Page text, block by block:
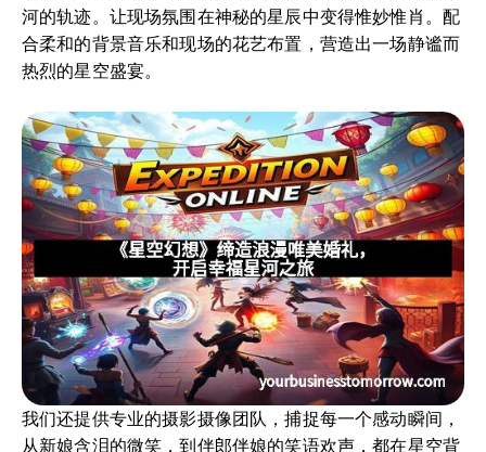
河的轨迹。让现场氛围在神秘的星辰中变得惟妙惟肖。配
合柔和的背景音乐和现场的花艺布置，营造出一场静谧而
热烈的星空盛宴。
我们还提供专业的摄影摄像团队，捕捉每一个感动瞬间，
从新娘含泪的微笑，到伴郎伴娘的笑语欢声，都在星空背